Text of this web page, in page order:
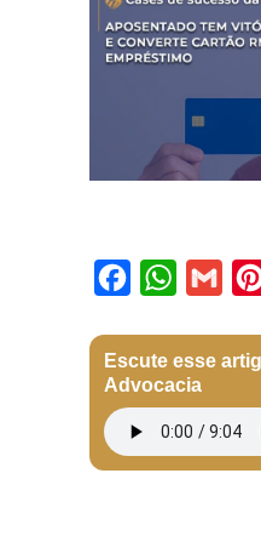
Escute esse
Advocacia